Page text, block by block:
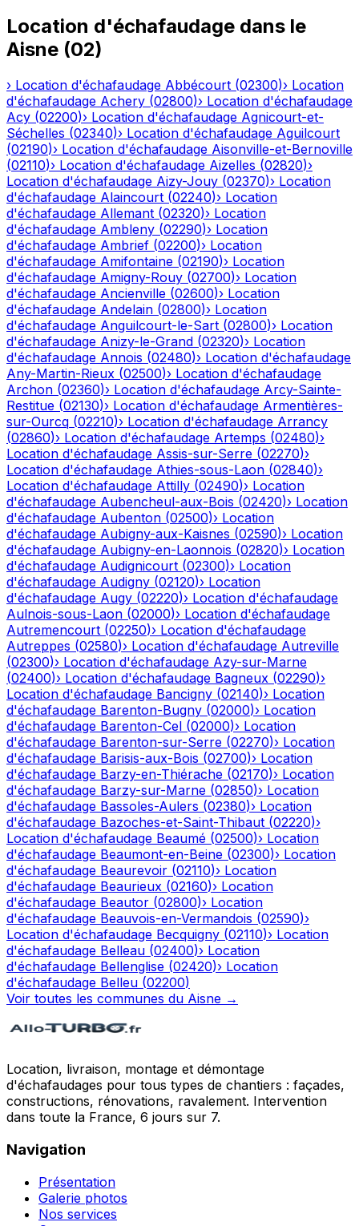
Location d'échafaudage dans le
Aisne (02)
› Location d'échafaudage Abbécourt (02300)› Location
d'échafaudage Achery (02800)› Location d'échafaudage
Acy (02200)› Location d'échafaudage Agnicourt-et-
Séchelles (02340)› Location d'échafaudage Aguilcourt
(02190)› Location d'échafaudage Aisonville-et-Bernoville
(02110)› Location d'échafaudage Aizelles (02820)›
Location d'échafaudage Aizy-Jouy (02370)› Location
d'échafaudage Alaincourt (02240)› Location
d'échafaudage Allemant (02320)› Location
d'échafaudage Ambleny (02290)› Location
d'échafaudage Ambrief (02200)› Location
d'échafaudage Amifontaine (02190)› Location
d'échafaudage Amigny-Rouy (02700)› Location
d'échafaudage Ancienville (02600)› Location
d'échafaudage Andelain (02800)› Location
d'échafaudage Anguilcourt-le-Sart (02800)› Location
d'échafaudage Anizy-le-Grand (02320)› Location
d'échafaudage Annois (02480)› Location d'échafaudage
Any-Martin-Rieux (02500)› Location d'échafaudage
Archon (02360)› Location d'échafaudage Arcy-Sainte-
Restitue (02130)› Location d'échafaudage Armentières-
sur-Ourcq (02210)› Location d'échafaudage Arrancy
(02860)› Location d'échafaudage Artemps (02480)›
Location d'échafaudage Assis-sur-Serre (02270)›
Location d'échafaudage Athies-sous-Laon (02840)›
Location d'échafaudage Attilly (02490)› Location
d'échafaudage Aubencheul-aux-Bois (02420)› Location
d'échafaudage Aubenton (02500)› Location
d'échafaudage Aubigny-aux-Kaisnes (02590)› Location
d'échafaudage Aubigny-en-Laonnois (02820)› Location
d'échafaudage Audignicourt (02300)› Location
d'échafaudage Audigny (02120)› Location
d'échafaudage Augy (02220)› Location d'échafaudage
Aulnois-sous-Laon (02000)› Location d'échafaudage
Autremencourt (02250)› Location d'échafaudage
Autreppes (02580)› Location d'échafaudage Autreville
(02300)› Location d'échafaudage Azy-sur-Marne
(02400)› Location d'échafaudage Bagneux (02290)›
Location d'échafaudage Bancigny (02140)› Location
d'échafaudage Barenton-Bugny (02000)› Location
d'échafaudage Barenton-Cel (02000)› Location
d'échafaudage Barenton-sur-Serre (02270)› Location
d'échafaudage Barisis-aux-Bois (02700)› Location
d'échafaudage Barzy-en-Thiérache (02170)› Location
d'échafaudage Barzy-sur-Marne (02850)› Location
d'échafaudage Bassoles-Aulers (02380)› Location
d'échafaudage Bazoches-et-Saint-Thibaut (02220)›
Location d'échafaudage Beaumé (02500)› Location
d'échafaudage Beaumont-en-Beine (02300)› Location
d'échafaudage Beaurevoir (02110)› Location
d'échafaudage Beaurieux (02160)› Location
d'échafaudage Beautor (02800)› Location
d'échafaudage Beauvois-en-Vermandois (02590)›
Location d'échafaudage Becquigny (02110)› Location
d'échafaudage Belleau (02400)› Location
d'échafaudage Bellenglise (02420)› Location
d'échafaudage Belleu (02200)
Voir toutes les communes du Aisne →
Location, livraison, montage et démontage
d'échafaudages pour tous types de chantiers : façades,
constructions, rénovations, ravalement. Intervention
dans toute la France, 6 jours sur 7.
Navigation
Présentation
Galerie photos
Nos services